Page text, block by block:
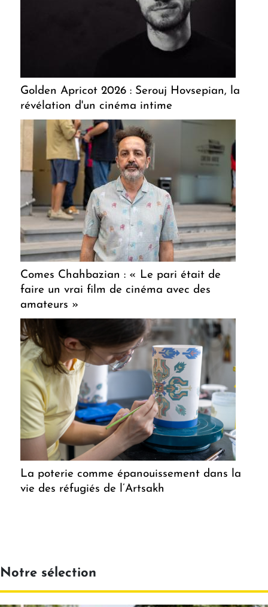
Golden Apricot 2026 : Serouj Hovsepian, la
révélation d'un cinéma intime
Comes Chahbazian : « Le pari était de
faire un vrai film de cinéma avec des
amateurs »
La poterie comme épanouissement dans la
vie des réfugiés de l’Artsakh
Notre sélection